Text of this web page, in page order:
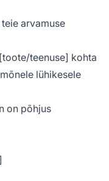
arvamuse
teenuse] kohta
lühikesele
on põhjus